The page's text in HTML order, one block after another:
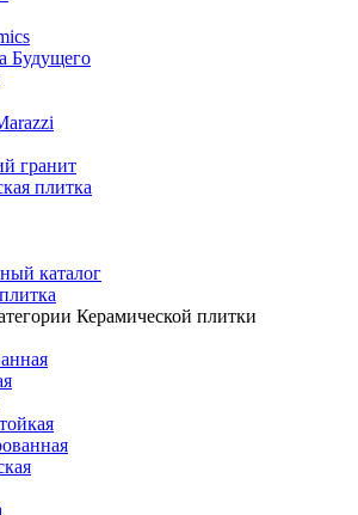
Будущего
гранит
плитка
каталог
Керамической плитки